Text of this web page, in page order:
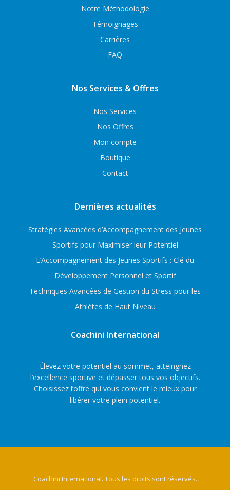
Notre Méthodologie
Témoignages
Carrières
FAQ
Nos Services & Offres
Nos Services
Nos Offres
Mon compte
Boutique
Contact
Dernières actualités
Stratégies Avancées d’Accompagnement des Jeunes
Sportifs pour Maximiser leur Potentiel
L’Accompagnement des Jeunes Sportifs : Clé du
Développement Personnel et Sportif
Techniques Avancées de Gestion du Stress pour les
Athlètes de Haut Niveau
Coachini International
Élevez votre potentiel au sommet, atteingnez
l’excellence sportive et dépasser tous vos objectifs.
Choisissez l’offre qui vous convient le mieux pour
libérer votre plein potentiel.
Coachini International. Tous les droits sont réservés.